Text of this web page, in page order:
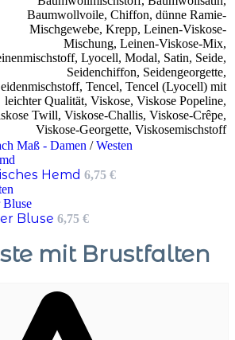
Baumwollvoile, Chiffon, dünne Ramie-
Mischgewebe, Krepp, Leinen-Viskose-
Mischung, Leinen-Viskose-Mix,
, Lyocell, Modal, Satin, Seide,
Seidenchiffon, Seidengeorgette,
, Tencel, Tencel (Lyocell) mit
leichter Qualität, Viskose, Viskose Popeline,
Twill, Viskose-Challis, Viskose-Crêpe,
Viskose-Georgette, Viskosemischstoff
Maß - Damen / Westen
Hemd 6,75 €
Bluse 6,75 €
mit Brustfalten